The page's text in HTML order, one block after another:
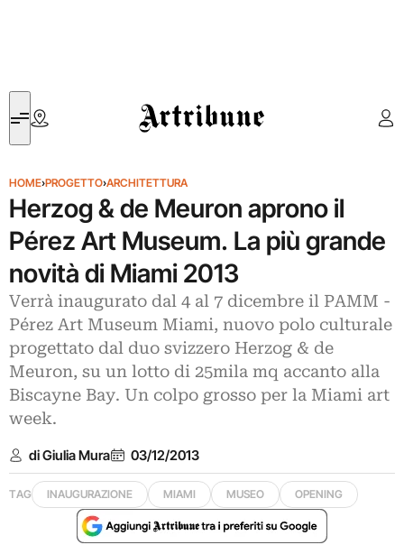
Artribune
HOME›PROGETTO›ARCHITETTURA
Herzog & de Meuron aprono il
Pérez Art Museum. La più grande
novità di Miami 2013
Verrà inaugurato dal 4 al 7 dicembre il PAMM -
Pérez Art Museum Miami, nuovo polo culturale
progettato dal duo svizzero Herzog & de
Meuron, su un lotto di 25mila mq accanto alla
Biscayne Bay. Un colpo grosso per la Miami art
week.
di Giulia Mura 03/12/2013
TAG INAUGURAZIONE MIAMI MUSEO OPENING